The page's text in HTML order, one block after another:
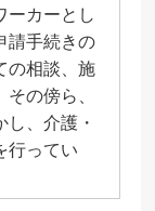
ーカーとし
請手続きの
の相談、施
の傍ら、
、介護・
行ってい